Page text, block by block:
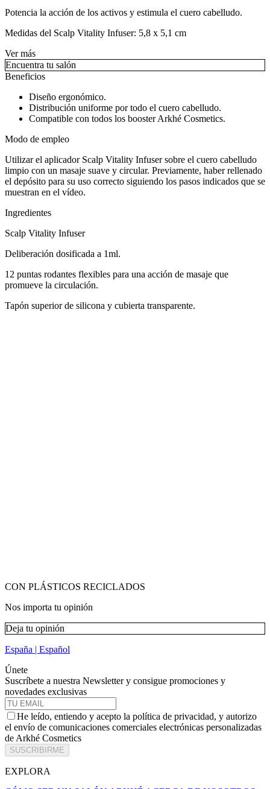
Potencia la acción de los activos y estimula el cuero cabelludo.
Medidas del Scalp Vitality Infuser: 5,8 x 5,1 cm
Ver más
Encuentra tu salón
Beneficios
Diseño ergonómico.
Distribución uniforme por todo el cuero cabelludo.
Compatible con todos los booster Arkhé Cosmetics.
Modo de empleo
Utilizar el aplicador Scalp Vitality Infuser sobre el cuero cabelludo
limpio con un masaje suave y circular. Previamente, haber rellenado
el depósito para su uso correcto siguiendo los pasos indicados que se
muestran en el vídeo.
Ingredientes
Scalp Vitality Infuser
Deliberación dosificada a 1ml.
12 puntas rodantes flexibles para una acción de masaje que
promueve la circulación.
Tapón superior de silicona y cubierta transparente.
CON PLÁSTICOS RECICLADOS
Nos importa tu opinión
Deja tu opinión
España | Español
Únete
Suscríbete a nuestra Newsletter y consigue promociones y
novedades exclusivas
He leído, entiendo y acepto la política de privacidad, y autorizo
el envío de comunicaciones comerciales electrónicas personalizadas
de Arkhé Cosmetics
SUSCRIBIRME
EXPLORA